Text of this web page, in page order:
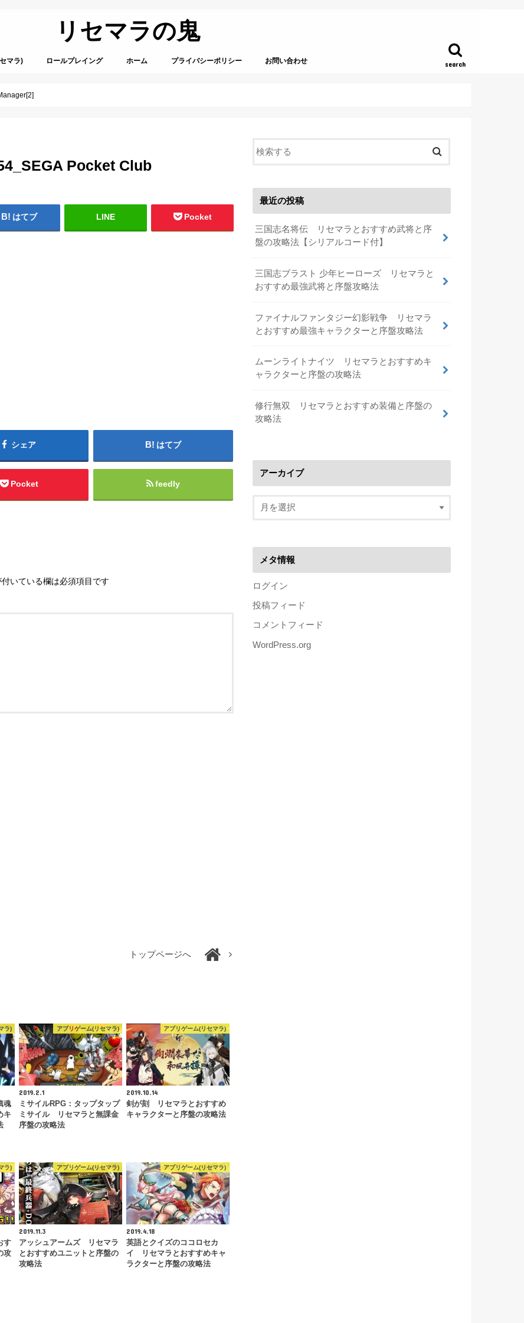
リセマラの鬼
search
マラ) ロールプレイング ホーム プライバシーポリシー お問い合わせ
Pocket Club
はてブ LINE Pocket
シェア はてブ
Pocket feedly
付いている欄は必須項目です
トップページへ
ラ)
魂
キ
アプリゲーム(リセマラ)
2019.2.1
ミサイルRPG：タップタップ
ミサイル リセマラと無課金
序盤の攻略法
アプリゲーム(リセマラ)
2019.10.14
剣が刻 リセマラとおすすめ
キャラクターと序盤の攻略法
ラ)
す
攻
アプリゲーム(リセマラ)
2019.11.3
アッシュアームズ リセマラ
とおすすめユニットと序盤の
攻略法
アプリゲーム(リセマラ)
2019.4.18
英語とクイズのココロセカ
イ リセマラとおすすめキャ
ラクターと序盤の攻略法
最近の投稿
三国志名将伝 リセマラとおすすめ武将と序
盤の攻略法【シリアルコード付】
三国志ブラスト 少年ヒーローズ リセマラと
おすすめ最強武将と序盤攻略法
ファイナルファンタジー幻影戦争 リセマラ
とおすすめ最強キャラクターと序盤攻略法
ムーンライトナイツ リセマラとおすすめキ
ャラクターと序盤の攻略法
修行無双 リセマラとおすすめ装備と序盤の
攻略法
アーカイブ
メタ情報
ログイン
投稿フィード
コメントフィード
WordPress.org